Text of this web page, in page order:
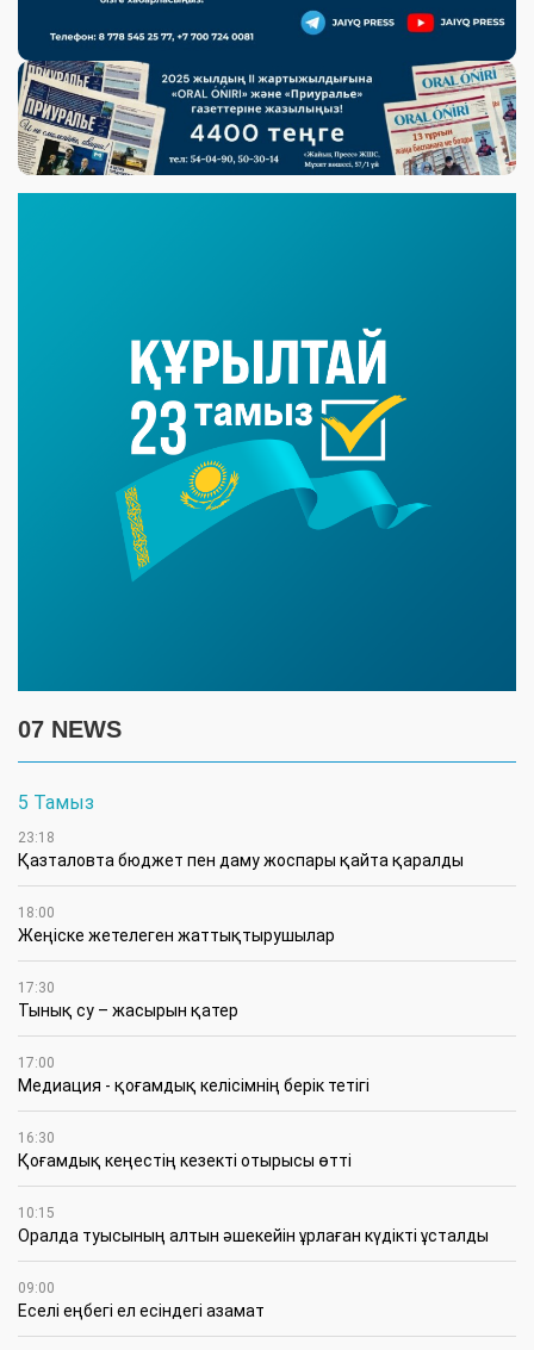
07 NEWS
5 Тамыз
23:18
Қазталовта бюджет пен даму жоспары қайта қаралды
18:00
Жеңіске жетелеген жаттықтырушылар
17:30
Тынық су – жасырын қатер
17:00
Медиация - қоғамдық келісімнің берік тетігі
16:30
Қоғамдық кеңестің кезекті отырысы өтті
10:15
Оралда туысының алтын әшекейін ұрлаған күдікті ұсталды
09:00
Еселі еңбегі ел есіндегі азамат